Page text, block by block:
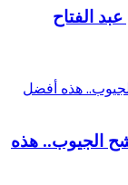
الفتاح
الجيوب.. هذه